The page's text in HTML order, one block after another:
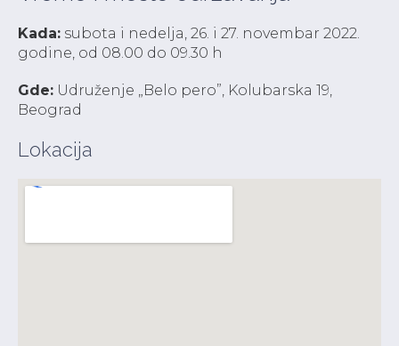
Kada: subota i nedelja, 26. i 27. novembar 2022.
godine, od 08.00 do 09.30 h
Gde: Udruženje „Belo pero”, Kolubarska 19,
Beograd
Lokacija